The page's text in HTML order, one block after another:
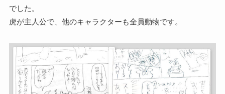
でした。
虎が主人公で、他のキャラクターも全員動物です。